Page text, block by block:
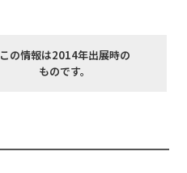
この情報は2014年出展時の
ものです。